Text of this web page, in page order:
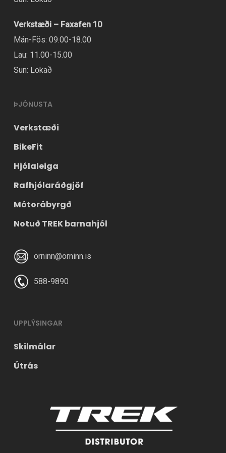
Verkstæði – Faxafen 10
Mán-Fös: 09.00-18.00
Lau: 11.00-15.00
Sun: Lokað
ÞJÓNUSTA
Verkstæði
BikeFit
Hjólaleiga
Rafhjólaráðgjöf
Mótorábyrgð
Notuð TREK barnahjól
orninn@orninn.is
588-9890
UPPLÝSINGAR
Skilmálar
Útrás